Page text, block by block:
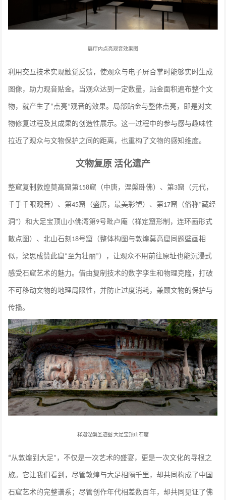
展厅内点亮观音效果图
利用交互技术实现触觉反馈，使观众与电子屏合掌时能够实时生成
图像，助力观音贴金。当观众达到一定数量，贴金面积遍布整个文
物，就产生了“ 点亮”观音的效果。局部贴金与整体点亮，即是对文
物修复过程及其成果的创造性展示。这一过程中的参与感与趣味性
拉近了观众与文物保护之间的距离，也重构了文物的感知维度。
文物复原 活化遗产
整窟复制敦煌莫高窟第158窟（中唐，涅槃卧佛）、第3窟（元代，
千手千眼观音）、第45窟（盛唐，最美彩塑）、第17窟（俗称“藏经
洞 ”）和大足宝顶山小佛湾第9号毗卢庵（禅定窟形制，连环画形式
散点图）、北山石刻 18号窟（整体构图与敦煌莫高窟同题壁画相
似，梁思成赞此窟“至为壮丽”），让观众不用前往原址也能沉浸式
感受石窟艺术的魅力。借由复制技术的数字孪生和物理克隆，打破
不可移动文物的地理局限性，并防止过度消耗，兼顾文物的保护与
传播。
释迦涅槃圣迹图 大足宝顶山石窟
“从敦煌到大足” ，不仅是一次艺术的盛宴，更是一次文化的寻根之
旅。它让我们看到，尽管敦煌与大足相隔千里，却共同构成了中国
石窟艺术的完整谱系；尽管创作年代相差数百年，却共同见证了佛